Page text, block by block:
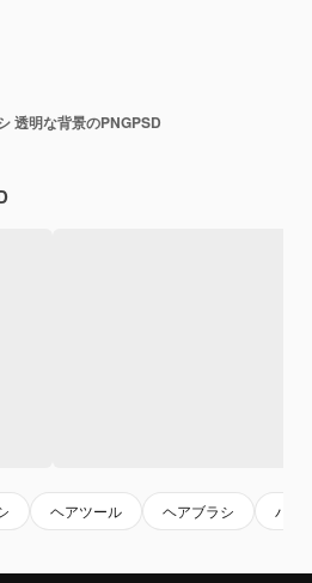
透明な背景のPNGPSD
ヘアツール ヘアブラシ バリ